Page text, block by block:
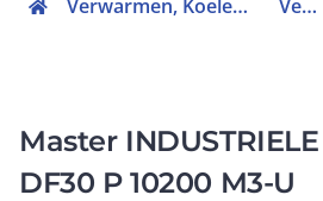
Verwarmen, Koelen en Ventileren Ventilatie
Master
DF30 P 10200 M3-U